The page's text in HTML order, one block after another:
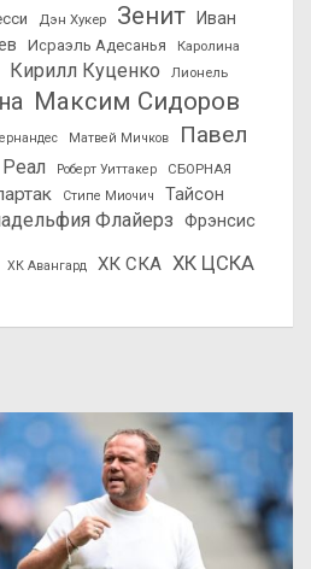
Дэн Хукер Зенит
Иван
Исраэль Адесанья
Каролина
Кирилл Куценко
Лионель
Максим Сидоров
Матвей Мичков
Павел
Реал Роберт Уиттакер
СБОРНАЯ
Стипе Миочич
Тайсон
Флайерз Фрэнсис
ХК Авангард ХК СКА ХК ЦСКА